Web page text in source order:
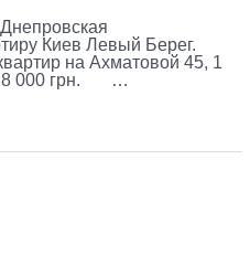
Киев Левый Берег.
на Ахматовой 45, 1
8 000 грн. …